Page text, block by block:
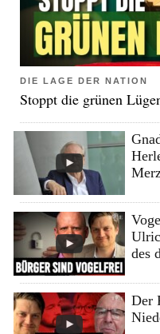
DIE LAGE DER NATION
Stoppt die grünen
des
Der